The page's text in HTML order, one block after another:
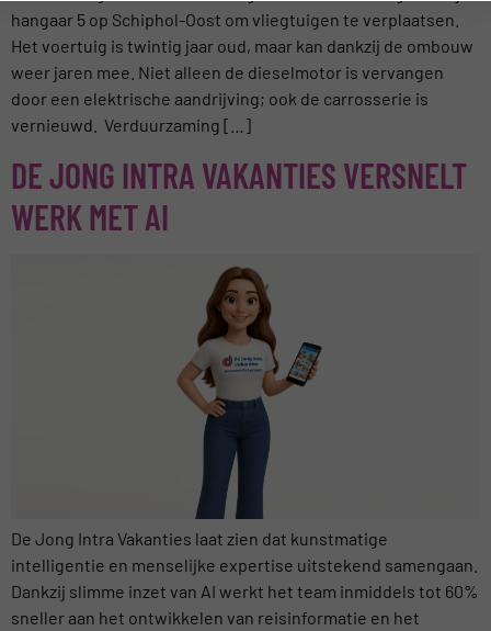
hangaar 5 op Schiphol-Oost om vliegtuigen te verplaatsen.
Het voertuig is twintig jaar oud, maar kan dankzij de ombouw
weer jaren mee. Niet alleen de dieselmotor is vervangen
door een elektrische aandrijving; ook de carrosserie is
vernieuwd. Verduurzaming […]
DE JONG INTRA VAKANTIES VERSNELT
WERK MET AI
De Jong Intra Vakanties laat zien dat kunstmatige
intelligentie en menselijke expertise uitstekend samengaan.
Dankzij slimme inzet van AI werkt het team inmiddels tot 60%
sneller aan het ontwikkelen van reisinformatie en het